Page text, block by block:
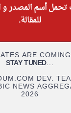
تحمل أسم المصدر و
للمقالة.
ARE
STAY TUNED...
DEV.
NEWS
2026